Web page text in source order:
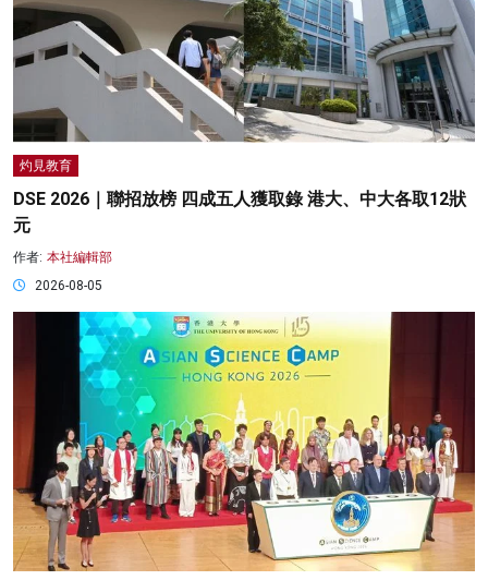
灼見教育
DSE 2026｜聯招放榜 四成五人獲取錄 港大、中大各取12狀
元
作者: 本社編輯部
2026-08-05